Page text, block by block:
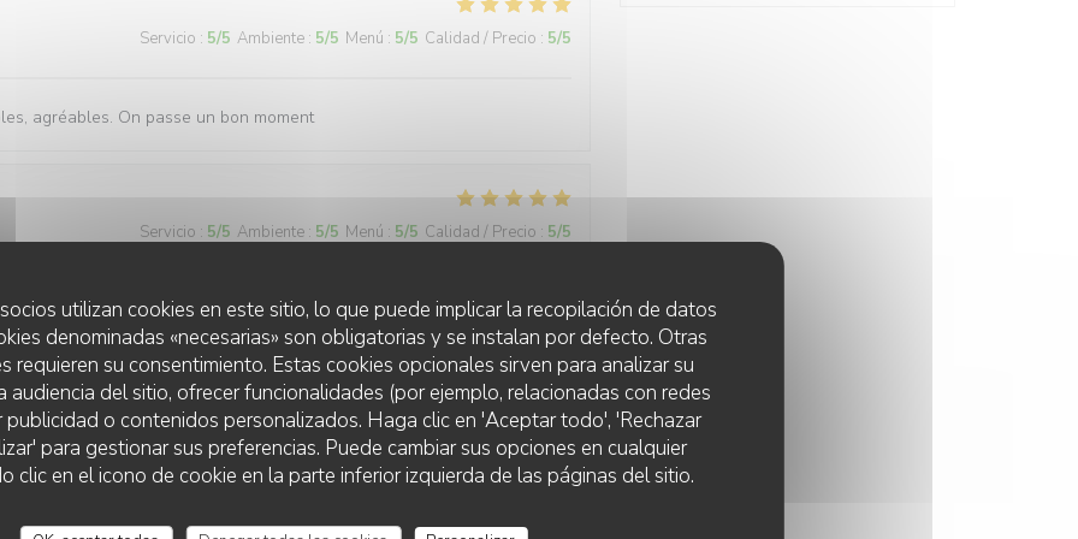
utilizan cookies en este sitio, lo que puede implicar la recopilación de datos
denominadas «necesarias» son obligatorias y se instalan por defecto. Otras
requieren su consentimiento. Estas cookies opcionales sirven para analizar su
audiencia del sitio, ofrecer funcionalidades (por ejemplo, relacionadas con redes
publicidad o contenidos personalizados. Haga clic en 'Aceptar todo', 'Rechazar
para gestionar sus preferencias. Puede cambiar sus opciones en cualquier
clic en el icono de cookie en la parte inferior izquierda de las páginas del sitio.
Servicio : 5/5 Ambiente : 5/5 Menú : 5/5 Calidad / Precio : 5/5
agréables. On passe un bon moment
Servicio : 5/5 Ambiente : 5/5 Menú : 5/5 Calidad / Precio : 5/5
Servicio:5/5 Ambiente: 5/5 Menú: 5/5 Calidad / Precio : 5/5
est très accueillant et serviable
LES TERRASSES DU PORT